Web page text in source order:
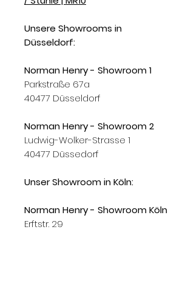
Unsere Showrooms in
Düsseldorf:
Norman Henry - Showroom 1
Parkstraße 67a
40477 Düsseldorf
Norman Henry - Showroom 2
Ludwig-Wolker-Strasse 1
40477 Düssedorf
Unser Showroom in Köln:
Norman Henry - Showroom Köln
Erftstr. 29